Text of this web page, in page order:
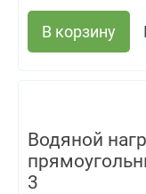
В корзину
Водяной
3